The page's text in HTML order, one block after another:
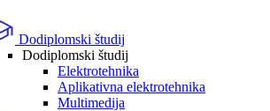
Dodiplomski študij
Dodiplomski študij
Elektrotehnika
Aplikativna elektrotehnika
Multimedija